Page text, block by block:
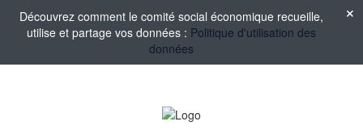
Découvrez comment le comité social économique recueille,
utilise et partage vos données : Politique d'utilisation des
données